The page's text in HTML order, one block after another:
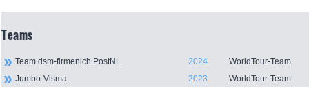
Teams
Team dsm-firmenich PostNL 2024
WorldTour-Team
Jumbo-Visma
2023
WorldTour-Team